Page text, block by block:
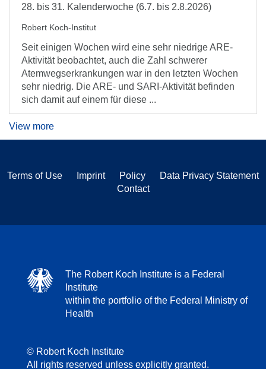
28. bis 31. Kalenderwoche (6.7. bis 2.8.2026)
Robert Koch-Institut
Seit einigen Wochen wird eine sehr niedrige ARE-
Aktivität beobachtet, auch die Zahl schwerer
Atemwegserkrankungen war in den letzten Wochen
sehr niedrig. Die ARE- und SARI-Aktivität befinden
sich damit auf einem für diese ...
View more
Terms of Use Imprint Policy
Data Privacy Statement
Contact
The Robert Koch Institute is a Federal
Institute
within the portfolio of the Federal Ministry of
Health
© Robert Koch Institute
All rights reserved unless explicitly granted.